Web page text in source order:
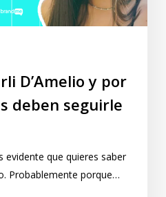
D’Amelio y por
deben seguirle
evidente que quieres saber
Probablemente porque…